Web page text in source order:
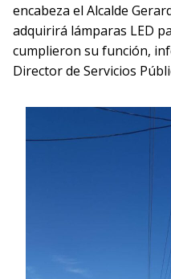
encabeza el Alcalde
adquirirá lámparas LED
cumplieron su función,
Director de Servicios